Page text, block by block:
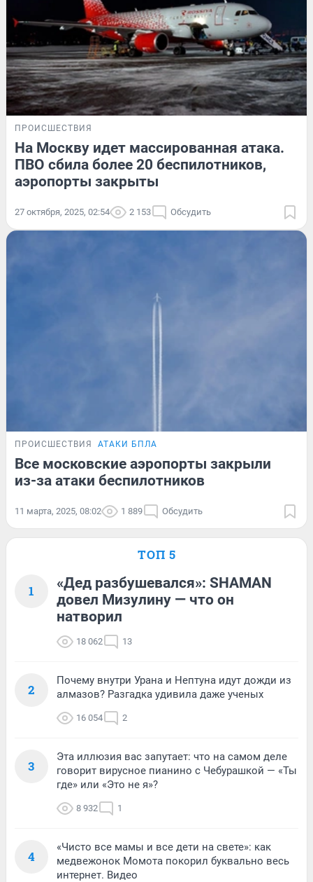
ПРОИСШЕСТВИЯ
На Москву идет массированная атака.
ПВО сбила более 20 беспилотников,
аэропорты закрыты
27 октября, 2025, 02:54 2 153 Обсудить
ПРОИСШЕСТВИЯ АТАКИ БПЛА
Все московские аэропорты закрыли
из-за атаки беспилотников
11 марта, 2025, 08:02 1 889 Обсудить
ТОП 5
1
«Дед разбушевался»: SHAMAN
довел Мизулину — что он
натворил
18 062 13
2
Почему внутри Урана и Нептуна идут дожди из
алмазов? Разгадка удивила даже ученых
16 054 2
3
Эта иллюзия вас запутает: что на самом деле
говорит вирусное пианино с Чебурашкой — «Ты
где» или «Это не я»?
8 932 1
4
«Чисто все мамы и все дети на свете»: как
медвежонок Момота покорил буквально весь
интернет. Видео